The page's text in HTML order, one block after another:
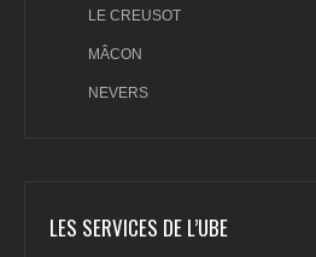
LE CREUSOT
MÂCON
NEVERS
LES SERVICES DE L’UBE